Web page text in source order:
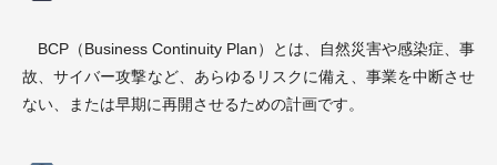
BCP（Business Continuity Plan）とは、自然災害や感染症、事
故、サイバー攻撃など、あらゆるリスクに備え、事業を中断させ
ない、または早期に再開させるための計画です。